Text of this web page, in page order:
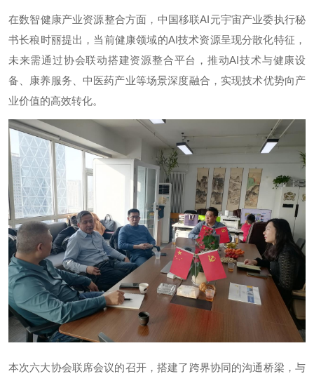
在数智健康产业资源整合方面，中国移联AI元宇宙产业委执行秘
书长稂时丽提出，当前健康领域的AI技术资源呈现分散化特征，
未来需通过协会联动搭建资源整合平台，推动AI技术与健康设
备、康养服务、中医药产业等场景深度融合，实现技术优势向产
业价值的高效转化。
本次六大协会联席会议的召开，搭建了跨界协同的沟通桥梁，与